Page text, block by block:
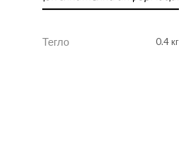
Тегло 0.4 кг